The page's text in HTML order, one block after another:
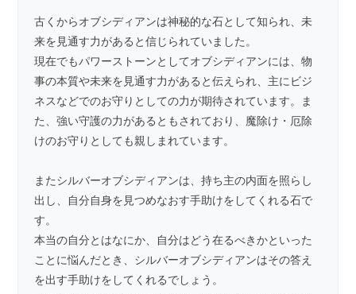
古くからオブシディアンは神秘的な石として知られ、未
来を見通す力があると信じられていました。
現在でもパワーストーンとしてオブシディアンには、物
事の本質や未来を見通す力があると伝えられ、主にビジ
ネスなどでのお守りとしての力が期待されています。ま
た、強い守護の力があるともされており、魔除け・厄除
けのお守りとしても親しまれています。
またシルバーオブシディアンは、持ち主の内面を照らし
出し、自分自身を見つめなおす手助けをしてくれる石で
す。
本当の自分とはなにか、自分はどう在るべきかといった
ことに悩んだとき、シルバーオブシディアンはその答え
を出す手助けをしてくれるでしょう。